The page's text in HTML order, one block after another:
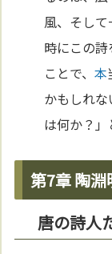
風、そして
時にこの
ことで、本
かもしれ
は何か？」
第7章 陶
唐の詩人